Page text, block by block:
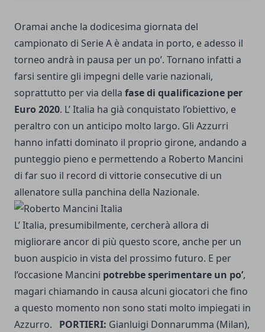
Oramai anche la dodicesima giornata del
campionato di Serie A è andata in porto, e adesso il
torneo andrà in pausa per un po’. Tornano infatti a
farsi sentire gli impegni delle varie nazionali,
soprattutto per via della fase di qualificazione per
Euro 2020. L’ Italia ha già conquistato l’obiettivo, e
peraltro con un anticipo molto largo. Gli Azzurri
hanno infatti dominato il proprio girone, andando a
punteggio pieno e permettendo a Roberto Mancini
di far suo il record di vittorie consecutive di un
allenatore sulla panchina della Nazionale.
L’ Italia, presumibilmente, cercherà allora di
migliorare ancor di più questo score, anche per un
buon auspicio in vista del prossimo futuro. E per
l’occasione Mancini potrebbe sperimentare un po’,
magari chiamando in causa alcuni giocatori che fino
a questo momento non sono stati molto impiegati in
Azzurro. PORTIERI: Gianluigi Donnarumma (Milan),